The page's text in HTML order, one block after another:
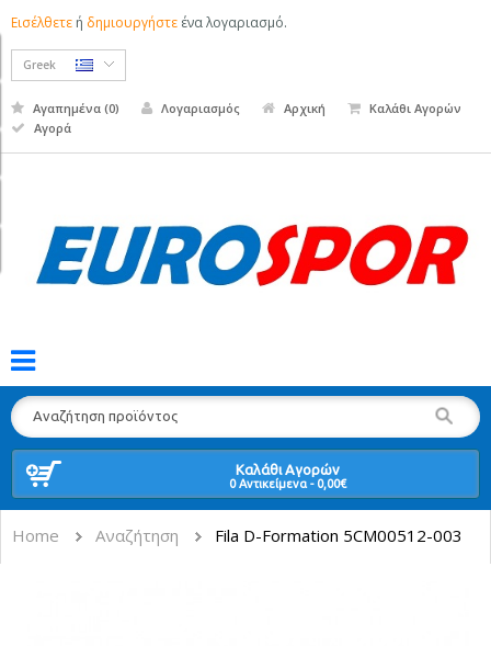
Εισέλθετε ή δημιουργήστε ένα λογαριασμό.
Greek
Αγαπημένα (0) Λογαριασμός Αρχική
Καλάθι Αγορών
Αγορά
Καλάθι Αγορών
0 Αντικείμενα - 0,00€
Home Αναζήτηση Fila D-Formation 5CM00512-003